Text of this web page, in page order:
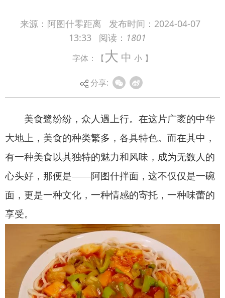
来源：阿图什零距离 发布时间： 2024-04-07
13:33
阅读： 1801
字体：【大 中 小 】
分享:
美食鹭纷纷，众人遇上行。在这片广袤的中华
大地上，美食的种类繁多，各具特色。而在
有一种美食以其独特的魅力和风味， 成为
阿图什拌面，这不仅仅是一碗
享受。
阿图什拌面以其独特的制作工艺和鲜美的口
感，迅速在当地流传开来，随着时间的推移，阿图
什拌面不断改进和创新，逐渐形成了今天我们所熟